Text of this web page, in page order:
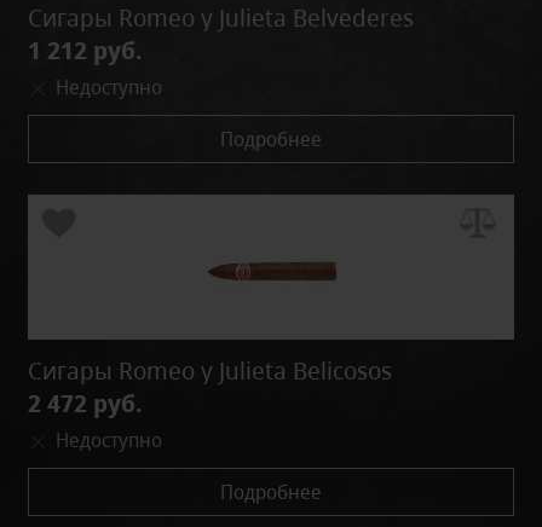
Сигары Romeo y Julieta Belvederes
1 212 руб.
Недоступно
Подробнее
Сигары Romeo y Julieta Belicosos
2 472 руб.
Недоступно
Подробнее